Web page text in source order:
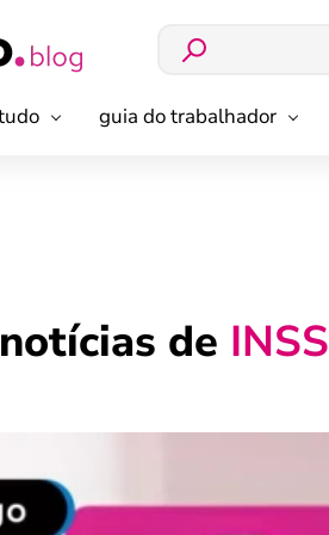
guia do trabalhador
de INSS